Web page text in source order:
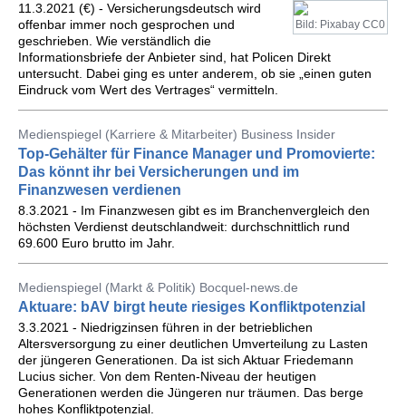
Bild: Pixabay CC0
11.3.2021 (€) - Versicherungsdeutsch wird
offenbar immer noch gesprochen und
geschrieben. Wie verständlich die
Informationsbriefe der Anbieter sind, hat Policen Direkt
untersucht. Dabei ging es unter anderem, ob sie „einen guten
Eindruck vom Wert des Vertrages“ vermitteln.
Medienspiegel (Karriere & Mitarbeiter) Business Insider
Top-Gehälter für Finance Manager und Promovierte:
Das könnt ihr bei Versicherungen und im
Finanzwesen verdienen
8.3.2021 - Im Finanzwesen gibt es im Branchenvergleich den
höchsten Verdienst deutschlandweit: durchschnittlich rund
69.600 Euro brutto im Jahr.
Medienspiegel (Markt & Politik) Bocquel-news.de
Aktuare: bAV birgt heute riesiges Konfliktpotenzial
3.3.2021 - Niedrigzinsen führen in der betrieblichen
Altersversorgung zu einer deutlichen Umverteilung zu Lasten
der jüngeren Generationen. Da ist sich Aktuar Friedemann
Lucius sicher. Von dem Renten-Niveau der heutigen
Generationen werden die Jüngeren nur träumen. Das berge
hohes Konfliktpotenzial.